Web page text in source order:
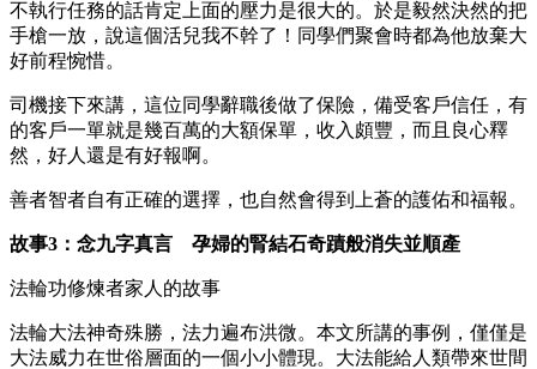
不執行任務的話肯定上面的壓力是很大的。於是毅然決然的把
手槍一放，說這個活兒我不幹了！同學們聚會時都為他放棄大
好前程惋惜。
司機接下來講，這位同學辭職後做了保險，備受客戶信任，有
的客戶一單就是幾百萬的大額保單，收入頗豐，而且良心釋
然，好人還是有好報啊。
善者智者自有正確的選擇，也自然會得到上蒼的護佑和福報。
故事3：念九字真言 孕婦的腎結石奇蹟般消失並順產
法輪功修煉者家人的故事
法輪大法神奇殊勝，法力遍布洪微。本文所講的事例，僅僅是
大法威力在世俗層面的一個小小體現。大法能給人類帶來世間